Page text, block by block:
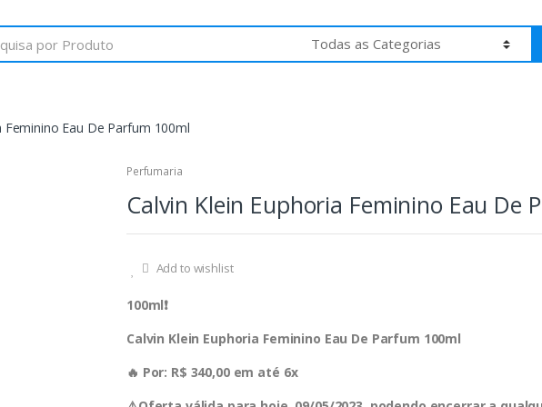
Feminino Eau De Parfum 100ml
Perfumaria
Calvin Klein Euphoria Feminino Eau De
Add to wishlist
100ml❗️
Calvin Klein Euphoria Feminino Eau De Parfum 100ml
🔥 Por: R$ 340,00 em até 6x